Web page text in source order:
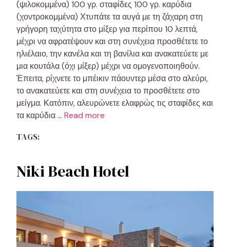
(ψιλοκομμένα) 100 γρ. σταφίδες 100 γρ. καρύδια
(χοντροκομμένα) Χτυπάτε τα αυγά με τη ζάχαρη στη
γρήγορη ταχύτητα στο μίξερ για περίπου 10 λεπτά,
μέχρι να αφρατέψουν και στη συνέχεια προσθέτετε το
ηλιέλαιο, την κανέλα και τη βανίλια και ανακατεύετε με
μια κουτάλα (όχι μίξερ) μέχρι να ομογενοποιηθούν.
Έπειτα, ρίχνετε το μπέικιν πάουντερ μέσα στο αλεύρι,
το ανακατεύετε και στη συνέχεια το προσθέτετε στο
μείγμα. Κατόπιν, αλευρώνετε ελαφρώς τις σταφίδες και
τα καρύδια … Read more
TAGS:
Niki Beach Hotel